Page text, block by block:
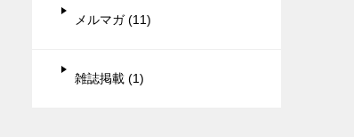
メルマガ (11)
雑誌掲載 (1)